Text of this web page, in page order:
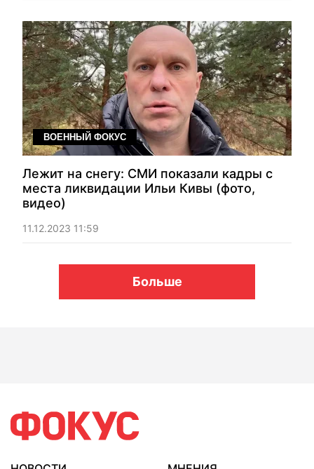
ВОЕННЫЙ ФОКУС
Лежит на снегу: СМИ показали кадры с
места ликвидации Ильи Кивы (фото,
видео)
11.12.2023 11:59
Больше